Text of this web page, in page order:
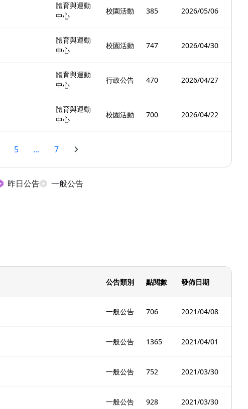
體育與運動
中心
校園活動 385 2026/05/06
體育與運動
中心
校園活動 747 2026/04/30
體育與運動
中心
行政公告 470 2026/04/27
體育與運動
中心
校園活動 700 2026/04/22
5 ... 7
昨日公告 一般公告
公告類別 點閱數 發佈日期
一般公告 706 2021/04/08
一般公告 1365 2021/04/01
一般公告 752 2021/03/30
一般公告 928 2021/03/30